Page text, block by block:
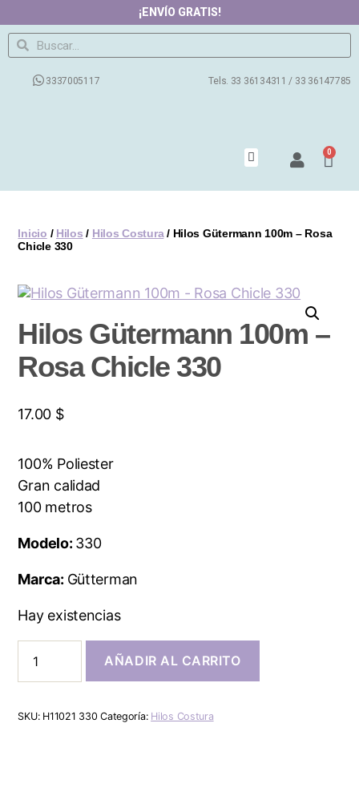
¡ENVÍO GRATIS!
3337005117 Tels. 33 36134311 / 33 36147785
0
Inicio / Hilos / Hilos Costura/ Hilos Gütermann 100m – Rosa
Chicle 330
Hilos Gütermann 100m –
Rosa Chicle 330
17.00 $
100% Poliester
Gran calidad
100 metros
Modelo: 330
Marca: Gütterman
Hay existencias
AÑADIR AL CARRITO
SKU: H11021 330 Categoría: Hilos Costura